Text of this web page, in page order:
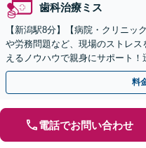
歯科治療ミス
【新潟駅8分】【病院・クリニッ
や労務問題など、現場のストレ
えるノウハウで親身にサポート
ス」するパートナーとして活躍
料
電話でお問い合わせ